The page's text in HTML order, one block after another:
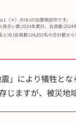
（＊）のIBJの加盟相談所です。
合い数:2024年累計、会員数
IBJ会員数104,859名の合計数か
」により犠牲と
じますが、被災